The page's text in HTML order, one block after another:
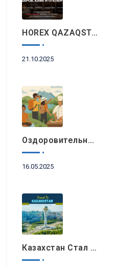
HOREX QAZAQSTAN 2025: Главное Событие Индустрии Гостеприимства И Ресторанного Бизнеса Пройдет Этой Осенью В Алматы
21.10.2025
Оздоровительный Отдых, Знакомство С Природными Достопримечательностями И Гастрономический Туризм Возглавляют Список Туристических Трендов 2025 Года В Регионе EEMEA
16.05.2025
Казахстан Стал Топовым Направлением Для Туристов Из ОАЭ Во Время Ораза-Айта